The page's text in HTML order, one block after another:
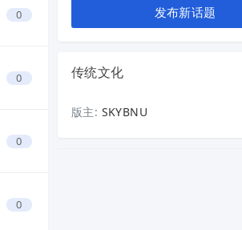
0
0
0
0
发布新话题
传统文化
版主: SKYBNU